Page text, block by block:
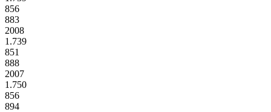
856
883
2008
1.739
851
888
2007
1.750
856
894